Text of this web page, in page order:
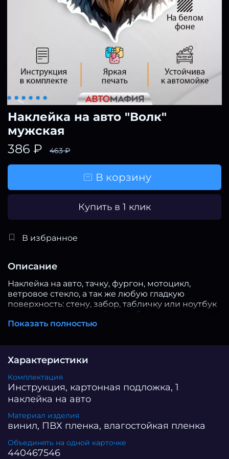
Наклейка на авто "Волк"
мужская
386 ₽ 463 ₽
В корзину
Купить в 1 клик
В избранное
Описание
Наклейка на авто, тачку, фургон, мотоцикл,
ветровое стекло, а так же любую гладкую
поверхность: стену, забор, табличку или ноутбук
- всегда впечатляющий способ выразить свою
индивидуальность и стиль. И если вы хотите
наклейка с изображением волка идеальное
решение!Если вы хотите подчеркнуть свои
лидерские качества и силу характера, то наш
стикер с изображением волка идеальный выбор
для декора вашего транспортного средства или
предмета.Не стоит беспокоиться о воздействии
влагостойкая и прочная, что позволяет ей
сохранять свою яркость и качество даже при
длительном воздействии влаги и солнца. Наши
картинки для автомобилей девушек и мужчин
Показать полностью
Характеристики
Комплектация
Инструкция, картонная подложка, 1
наклейка на авто
Материал изделия
винил, ПВХ пленка, влагостойкая пленка
Объединять на одной карточке
440467546